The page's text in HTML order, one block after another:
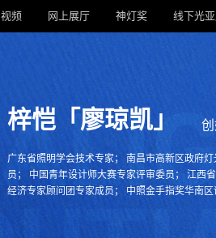
视频 网上展厅 神灯奖 线下光
梓恺「廖琼凯」
广东省照明学会技术专家； 南昌市高新区政府
员； 中国青年设计师大赛专家评审委员； 江西
经济专家顾问团专家成员； 中照金手指奖华南
华人设计师； 第二届创新中国空间设计艺术大